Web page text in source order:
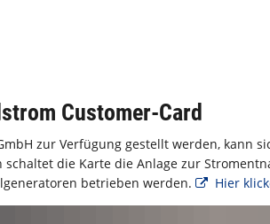
Customer-Card
zur Verfügung gestellt werden, kann
die Karte die Anlage zur
betrieben werden.
Hier